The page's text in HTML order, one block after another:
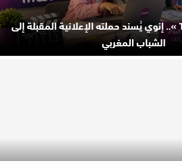
مع « The Next Ad ».. إنوي يُسند حملته الإعلانية المقبلة إلى
الشباب المغربي